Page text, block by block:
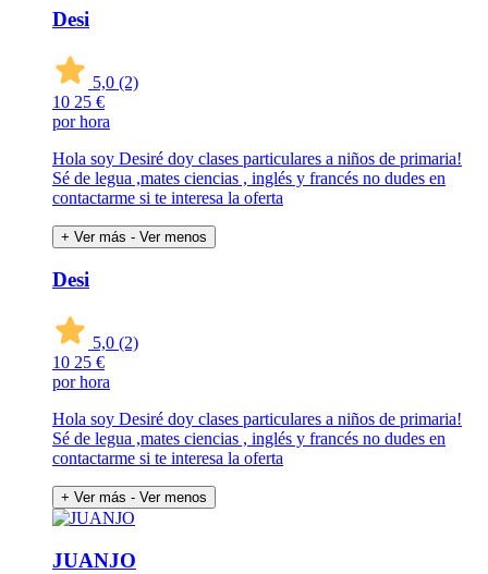
Desi
5,0 (2)
10 25 €
por hora
Hola soy Desiré doy clases particulares a niños de primaria!
Sé de legua ,mates ciencias , inglés y francés no dudes en
contactarme si te interesa la oferta
+ Ver más - Ver menos
Desi
5,0 (2)
10 25 €
por hora
Hola soy Desiré doy clases particulares a niños de primaria!
Sé de legua ,mates ciencias , inglés y francés no dudes en
contactarme si te interesa la oferta
+ Ver más - Ver menos
JUANJO